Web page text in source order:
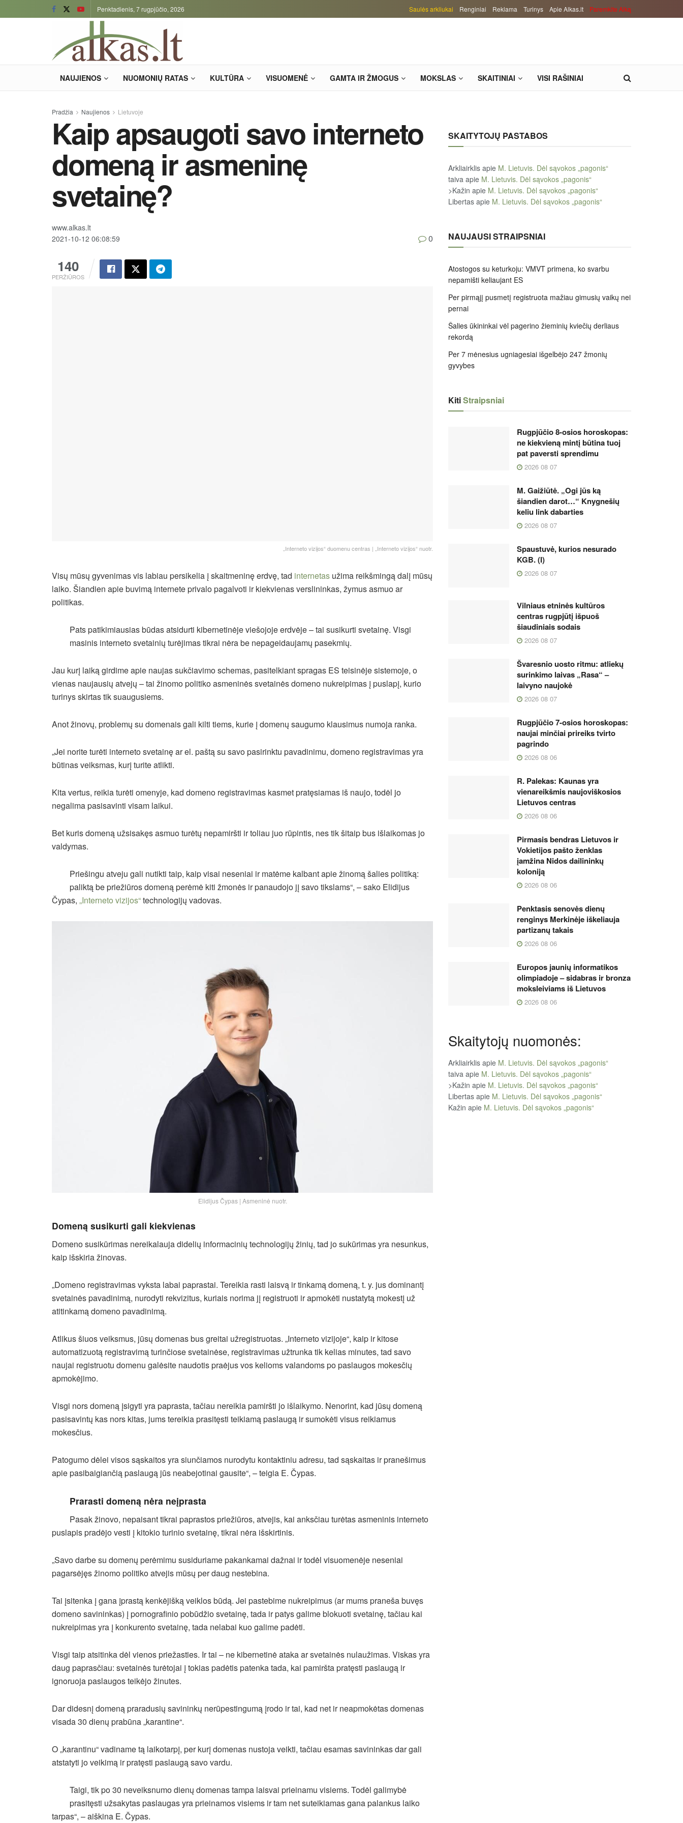
Penktadienis, 7 rugpjūčio, 2026 Saulės arkliukai Renginiai Reklama Turinys Apie Alkas.lt Paremkite Alką
NAUJIENOS NUOMONIŲ RATAS KULTŪRA VISUOMENĖ GAMTA IR ŽMOGUS MOKSLAS SKAITINIAI VISI RAŠINIAI
Pradžia Naujienos Lietuvoje
Kaip apsaugoti savo interneto
domeną ir asmeninę
svetainę?
www.alkas.lt
2021-10-12 06:08:59
140
PERŽIŪROS
0
„Interneto vizijos“ duomenu centras | „Interneto vizijos“ nuotr.
Visų mūsų gyvenimas vis labiau persikelia į skaitmeninę erdvę, tad internetas užima reikšmingą dalį mūsų
laiko. Šiandien apie buvimą internete privalo pagalvoti ir kiekvienas verslininkas, žymus asmuo ar
politikas.
Pats patikimiausias būdas atsidurti kibernetinėje viešojoje erdvėje – tai susikurti svetainę. Visgi
masinis interneto svetainių turėjimas tikrai nėra be nepageidaujamų pasekmių.
Jau kurį laiką girdime apie naujas sukčiavimo schemas, pasitelkiant spragas ES teisinėje sistemoje, o
vienas naujausių atvejų – tai žinomo politiko asmeninės svetainės domeno nukreipimas į puslapį, kurio
turinys skirtas tik suaugusiems.
Anot žinovų, problemų su domenais gali kilti tiems, kurie į domenų saugumo klausimus numoja ranka.
„Jei norite turėti interneto svetainę ar el. paštą su savo pasirinktu pavadinimu, domeno registravimas yra
būtinas veiksmas, kurį turite atlikti.
Kita vertus, reikia turėti omenyje, kad domeno registravimas kasmet pratęsiamas iš naujo, todėl jo
negalima pasisavinti visam laikui.
Bet kuris domeną užsisakęs asmuo turėtų nepamiršti ir toliau juo rūpintis, nes tik šitaip bus išlaikomas jo
valdymas.
Priešingu atveju gali nutikti taip, kaip visai neseniai ir matėme kalbant apie žinomą šalies politiką:
paliktą be priežiūros domeną perėmė kiti žmonės ir panaudojo jį savo tikslams“, – sako Elidijus
Čypas, „Interneto vizijos“technologijų vadovas.
Elidijus Čypas | Asmeninė nuotr.
Domeną susikurti gali kiekvienas
Domeno susikūrimas nereikalauja didelių informacinių technologijų žinių, tad jo sukūrimas yra nesunkus,
kaip išskiria žinovas.
„Domeno registravimas vyksta labai paprastai. Tereikia rasti laisvą ir tinkamą domeną, t. y. jus dominantį
svetainės pavadinimą, nurodyti rekvizitus, kuriais norima jį registruoti ir apmokėti nustatytą mokestį už
atitinkamą domeno pavadinimą.
Atlikus šiuos veiksmus, jūsų domenas bus greitai užregistruotas. „Interneto vizijoje“, kaip ir kitose
automatizuotą registravimą turinčiose svetainėse, registravimas užtrunka tik kelias minutes, tad savo
naujai registruotu domenu galėsite naudotis praėjus vos kelioms valandoms po paslaugos mokesčių
apmokėjimo.
Visgi nors domeną įsigyti yra paprasta, tačiau nereikia pamiršti jo išlaikymo. Nenorint, kad jūsų domeną
pasisavintų kas nors kitas, jums tereikia prasitęsti teikiamą paslaugą ir sumokėti visus reikiamus
mokesčius.
Patogumo dėlei visos sąskaitos yra siunčiamos nurodytu kontaktiniu adresu, tad sąskaitas ir pranešimus
apie pasibaigiančią paslaugą jūs neabejotinai gausite“, – teigia E. Čypas.
Prarasti domeną nėra neįprasta
Pasak žinovo, nepaisant tikrai paprastos priežiūros, atvejis, kai anksčiau turėtas asmeninis interneto
puslapis pradėjo vesti į kitokio turinio svetainę, tikrai nėra išskirtinis.
„Savo darbe su domenų perėmimu susiduriame pakankamai dažnai ir todėl visuomenėje neseniai
pagarsėjęs žinomo politiko atvejis mūsų per daug nestebina.
Tai įsitenka į gana įprastą kenkėjišką veiklos būdą. Jei pastebime nukreipimus (ar mums praneša buvęs
domeno savininkas) į pornografinio pobūdžio svetainę, tada ir patys galime blokuoti svetainę, tačiau kai
nukreipimas yra į konkurento svetainę, tada nelabai kuo galime padėti.
Visgi taip atsitinka dėl vienos priežasties. Ir tai – ne kibernetinė ataka ar svetainės nulaužimas. Viskas yra
daug paprasčiau: svetainės turėtojai į tokias padėtis patenka tada, kai pamiršta pratęsti paslaugą ir
ignoruoja paslaugos teikėjo žinutes.
Dar didesnį domeną praradusių savininkų nerūpestingumą įrodo ir tai, kad net ir neapmokėtas domenas
visada 30 dienų prabūna „karantine“.
O „karantinu“ vadiname tą laikotarpį, per kurį domenas nustoja veikti, tačiau esamas savininkas dar gali
atstatyti jo veikimą ir pratęsti paslaugą savo vardu.
Taigi, tik po 30 neveiksnumo dienų domenas tampa laisvai prieinamu visiems. Todėl galimybė
prasitęsti užsakytas paslaugas yra prieinamos visiems ir tam net suteikiamas gana palankus laiko
tarpas“, – aiškina E. Čypas.
SKAITYTOJŲ PASTABOS
Arkliairklis apie M. Lietuvis. Dėl sąvokos „pagonis“
taiva apie M. Lietuvis. Dėl sąvokos „pagonis“
>Kažin apie M. Lietuvis. Dėl sąvokos „pagonis“
Libertas apie M. Lietuvis. Dėl sąvokos „pagonis“
NAUJAUSI STRAIPSNIAI
Atostogos su keturkoju: VMVT primena, ko svarbu
nepamišti keliaujant ES
Per pirmąjį pusmetį registruota mažiau gimusių vaikų nei
pernai
Šalies ūkininkai vėl pagerino žieminių kviečių derliaus
rekordą
Per 7 mėnesius ugniagesiai išgelbėjo 247 žmonių
gyvybes
KitiStraipsniai
Rugpjūčio 8-osios horoskopas:
ne kiekvieną mintį būtina tuoj
pat paversti sprendimu
2026 08 07
M. Gaižiūtė. „Ogi jūs ką
šiandien darot…“ Knygnešių
keliu link dabarties
2026 08 07
Spaustuvė, kurios nesurado
KGB. (I)
2026 08 07
Vilniaus etninės kultūros
centras rugpjūtį išpuoš
šiaudiniais sodais
2026 08 07
Švaresnio uosto ritmu: atliekų
surinkimo laivas „Rasa“ –
laivyno naujokė
2026 08 07
Rugpjūčio 7-osios horoskopas:
naujai minčiai prireiks tvirto
pagrindo
2026 08 06
R. Palekas: Kaunas yra
vienareikšmis naujoviškosios
Lietuvos centras
2026 08 06
Pirmasis bendras Lietuvos ir
Vokietijos pašto ženklas
įamžina Nidos dailininkų
koloniją
2026 08 06
Penktasis senovės dienų
renginys Merkinėje iškeliauja
partizanų takais
2026 08 06
Europos jaunių informatikos
olimpiadoje – sidabras ir bronza
moksleiviams iš Lietuvos
2026 08 06
Skaitytojų nuomonės:
Arkliairklis apie M. Lietuvis. Dėl sąvokos „pagonis“
taiva apie M. Lietuvis. Dėl sąvokos „pagonis“
>Kažin apie M. Lietuvis. Dėl sąvokos „pagonis“
Libertas apie M. Lietuvis. Dėl sąvokos „pagonis“
Kažin apie M. Lietuvis. Dėl sąvokos „pagonis“